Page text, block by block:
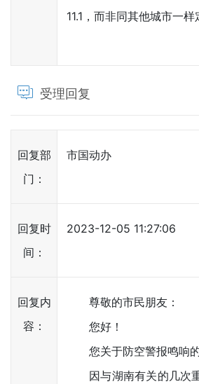
11.1，而非同其他城市一样
受理回复
回复部
门：
市国动办
回复时
间：
2023-12-05 11:27:06
回复内
容：
尊敬的市民朋友：
您好！
您关于防空警报鸣响的
因与湖南有关的几次